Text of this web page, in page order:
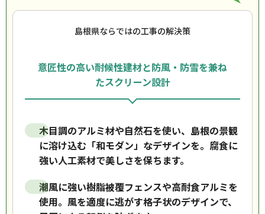
島根県ならではの工事の解決策
意匠性の高い耐候性建材と防風・防雪を兼ね
たスクリーン設計
木目調のアルミ材や自然石を使い、島根の景観
に溶け込む「和モダン」なデザインを。腐食に
強い人工素材で美しさを保ちます。
潮風に強い樹脂被覆フェンスや高耐食アルミを
使用。風を適度に逃がす格子状のデザインで、